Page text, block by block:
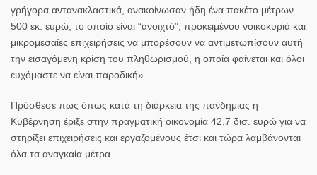
γρήγορα αντανακλαστικά, ανακοίνωσαν ήδη ένα πακέτο μέτρων
500 εκ. ευρώ, το οποίο είναι “ανοιχτό”, προκειμένου νοικοκυριά και
μικρομεσαίες επιχειρήσεις να μπορέσουν να αντιμετωπίσουν αυτή
την εισαγόμενη κρίση του πληθωρισμού, η οποία φαίνεται και όλοι
ευχόμαστε να είναι παροδική».
Πρόσθεσε πως όπως κατά τη διάρκεια της πανδημίας η
Κυβέρνηση έριξε στην πραγματική οικονομία 42,7 δισ. ευρώ για να
στηρίξει επιχειρήσεις και εργαζομένους έτσι και τώρα λαμβάνονται
όλα τα αναγκαία μέτρα.